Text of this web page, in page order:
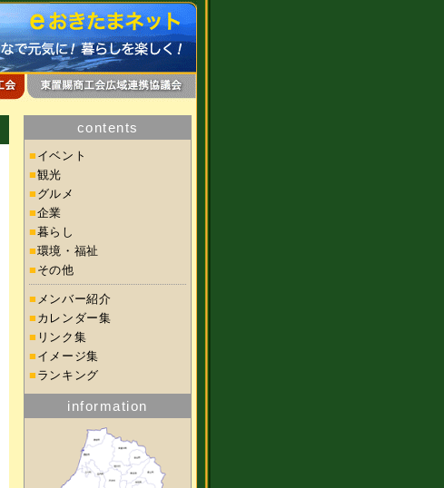
contents
■ イベント
■観光
■ グルメ
■企業
■暮らし
■環境・福祉
■ その他
■ メンバー紹介
■ カレンダー集
■ リンク集
■ イメージ集
■ ランキング
information